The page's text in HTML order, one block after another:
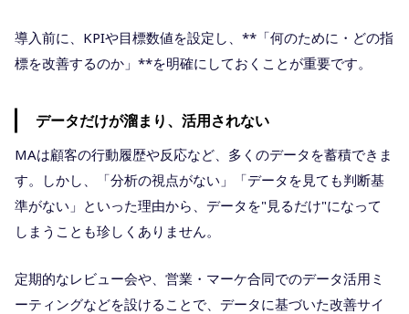
導入前に、KPIや目標数値を設定し、**「何のために・どの指
標を改善するのか」**を明確にしておくことが重要です。
データだけが溜まり、活用されない
MAは顧客の行動履歴や反応など、多くのデータを蓄積できま
す。しかし、「分析の視点がない」「データを見ても判断基
準がない」といった理由から、データを"見るだけ"になって
しまうことも珍しくありません。
定期的なレビュー会や、営業・マーケ合同でのデータ活用ミ
ーティングなどを設けることで、データに基づいた改善サイ